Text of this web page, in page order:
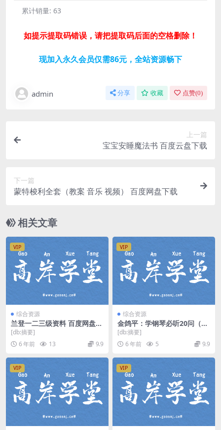
累计销量: 63
如提示提取码错误，请把提取码后面的空格删除！
现加入永久会员仅需86元，全站资源畅下
admin 分享 收藏 点赞(0)
上一篇
宝宝安睡魔法书 百度云盘下载
下一篇
蒙特梭利全套（教案 音乐 视频） 百度网盘下载
相关文章
VIP
综合资源
兰登一二三级资料 百度网盘下
载
[db:摘要]
6 年前
13 9.9
VIP
综合资源
金鸽平：学钢琴必听20问（完
结）mp3音频 百度网盘
[db:摘要]
6 年前
5 9.9
VIP VIP